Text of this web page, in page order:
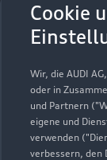
Cookie
Wir, die AUDI
oder in
und Partnern
eigene und
verwenden
verbessern, den